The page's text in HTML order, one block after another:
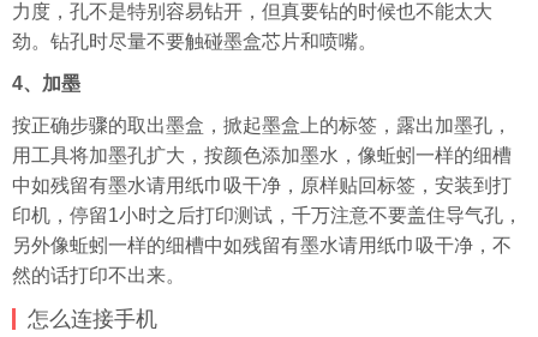
力度，孔不是特别容易钻开，但真要钻的时候也不能太大
劲。钻孔时尽量不要触碰墨盒芯片和喷嘴。
4、加墨
按正确步骤的取出墨盒，掀起墨盒上的标签，露出加墨孔，
用工具将加墨孔扩大，按颜色添加墨水，像蚯蚓一样的细槽
中如残留有墨水请用纸巾吸干净，原样贴回标签，安装到打
印机，停留1小时之后打印测试，千万注意不要盖住导气孔，
另外像蚯蚓一样的细槽中如残留有墨水请用纸巾吸干净，不
然的话打印不出来。
怎么连接手机